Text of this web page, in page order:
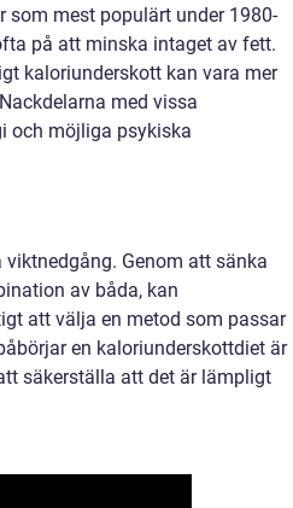
mest populärt under 1980-
på att minska intaget av fett.
kaloriunderskott kan vara mer
med vissa
och möjliga psykiska
Genom att sänka
av båda, kan
att välja en metod som passar
en kaloriunderskottdiet är
säkerställa att det är lämpligt